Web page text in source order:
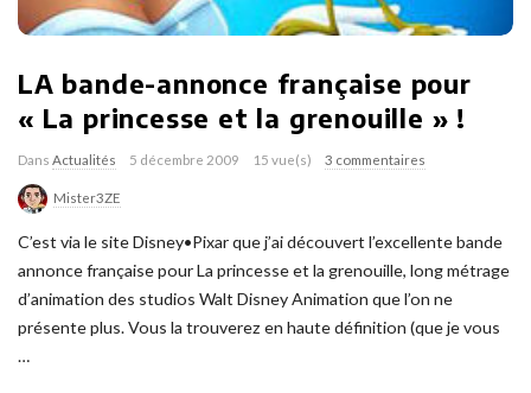
LA bande-annonce française pour
« La princesse et la grenouille » !
Dans Actualités 5 décembre 2009 15 vue(s) 3 commentaires
Mister3ZE
C’est via le site Disney•Pixar que j’ai découvert l’excellente bande
annonce française pour La princesse et la grenouille, long métrage
d’animation des studios Walt Disney Animation que l’on ne
présente plus. Vous la trouverez en haute définition (que je vous
…